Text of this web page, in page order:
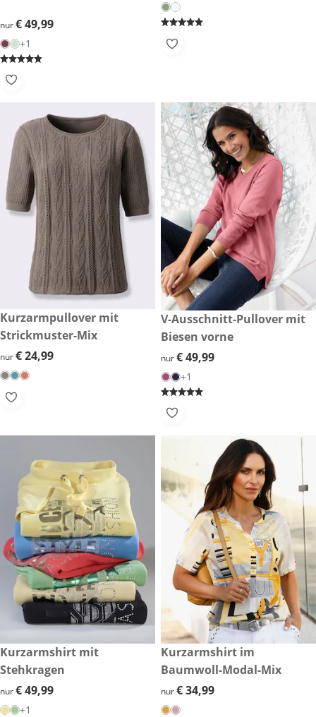
€ 49,99
nur€ 49,99
+1
€ 24,99
Kurzarmpullover mit
Strickmuster-Mix
€ 24,99
nur€ 24,99
€ 49,99
V-Ausschnitt-Pullover mit
Biesen vorne
€ 49,99
nur€ 49,99
+1
€ 49,99
Kurzarmshirt mit
Stehkragen
€ 49,99
nur€ 49,99
+1
€ 34,99
Kurzarmshirt im
Baumwoll-Modal-Mix
€ 34,99
nur€ 34,99